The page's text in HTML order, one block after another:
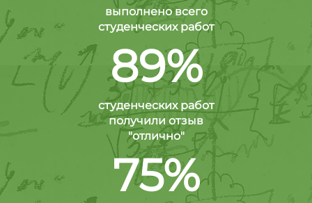
выполнено всего
студенческих работ
89%
студенческих работ
получили отзыв
"отлично"
75%